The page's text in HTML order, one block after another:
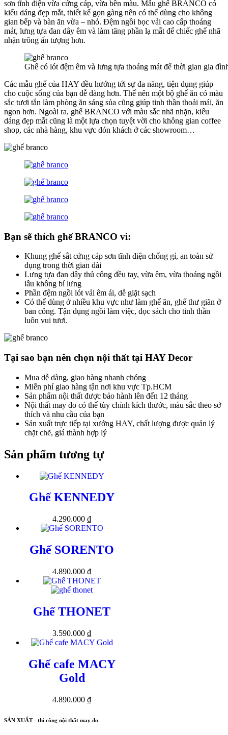
sơn tĩnh điện vừa cứng cáp, vừa bền màu. Mẫu ghế BRANCO có
kiểu dáng đẹp mắt, thiết kế gọn gàng nên có thể dùng cho không
gian bếp và bàn ăn vừa – nhỏ. Đệm ngồi bọc vải cao cấp thoáng
mát, lưng tựa đan dây êm và làm tăng phần lạ mắt để chiếc ghế nhã
nhặn trông ấn tượng hơn.
Ghế có lót đệm êm và lưng tựa thoáng mát để thời gian gia
Các mẫu ghế của HAY đều hướng tới sự đa năng, tiện dụng giúp
cho cuộc sống của bạn dễ dàng hơn. Thế nên một bộ ghế ăn có màu
sắc tươi tắn làm phòng ăn sáng sủa cũng giúp tinh thần thoải mái, ăn
ngon hơn. Ngoài ra, ghế BRANCO với màu sắc nhã nhặn, kiểu
dáng đẹp mắt cũng là một lựa chọn tuyệt vời cho không gian coffee
shop, các nhà hàng, khu vực đón khách ở các showroom…
Bạn sẽ thích ghế BRANCO vì:
Khung ghế sắt cứng cáp sơn tĩnh điện chống gỉ, an toàn sử
dụng trong thời gian dài
Lưng tựa đan dây thủ công đều tay, vừa êm, vừa thoáng ngồi
lâu không bí lưng
Phần đệm ngồi lót vải êm ái, dễ giặt sạch
Có thể dùng ở nhiều khu vực như làm ghế ăn, ghế thư giãn ở
ban công. Tận dụng ngồi làm việc, đọc sách cho tinh thần
luôn vui tươi.
Tại sao bạn nên chọn nội thất tại HAY Decor
Mua dễ dàng, giao hàng nhanh chóng
Miễn phí giao hàng tận nơi khu vực Tp.HCM
Sản phẩm nội thất được bảo hành lên đến 12 tháng
Nội thất may đo có thể tùy chỉnh kích thước, màu sắc theo sở
thích và nhu cầu của bạn
Sản xuất trực tiếp tại xưởng HAY, chất lượng được quản lý
chặt chẽ, giá thành hợp lý
Sản phẩm tương tự
Ghế KENNEDY
4.290.000 ₫
Ghế SORENTO
4.890.000 ₫
Ghế THONET
3.590.000 ₫
Ghế cafe MACY
Gold
4.890.000 ₫
SẢN XUẤT - thi công nội thất may đo